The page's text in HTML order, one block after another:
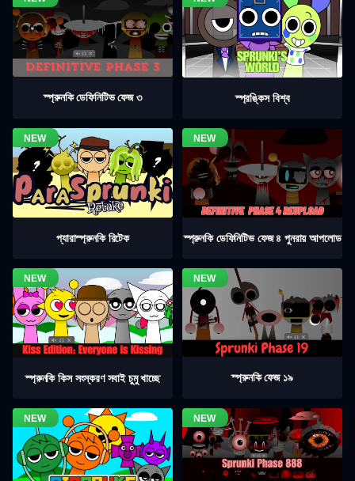
স্প্রুনকি ডেফিনিটিভ ফেজ ৩ স্প্রঙ্কিস বিশ্ব
প্যারাস্প্রুনকি রিটেক স্প্রুনকি ডেফিনিটিভ ফেজ ৪ পুনরায় আপলোড
স্প্রুনকি কিস সংস্করণ সবাই চুমু খাচ্ছে স্প্রুনকি ফেজ ১৯